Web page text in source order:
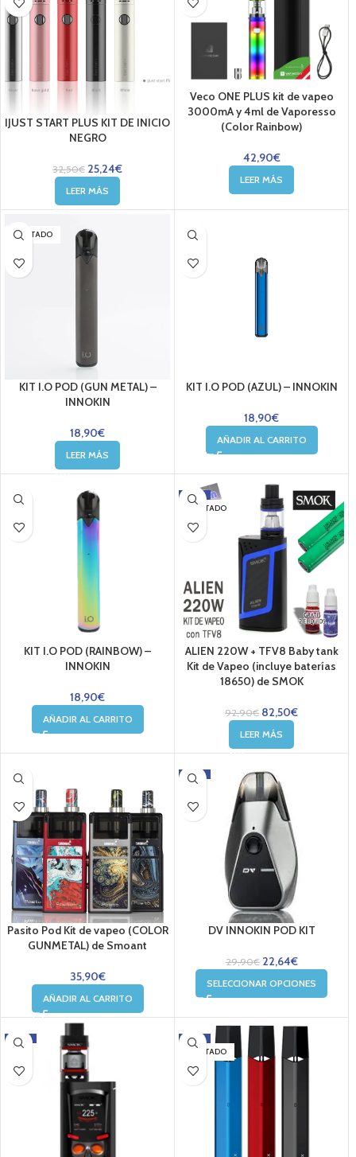
IJUST START PLUS KIT DE INICIO
NEGRO
32,50€ 25,24€
LEER MÁS
Veco ONE PLUS kit de vapeo
3000mA y 4ml de Vaporesso
(Color Rainbow)
42,90€
LEER MÁS
AGOTADO
KIT I.O POD (GUN METAL) –
INNOKIN
18,90€
LEER MÁS
KIT I.O POD (AZUL) – INNOKIN
18,90€
AÑADIR AL CARRITO
KIT I.O POD (RAINBOW) –
INNOKIN
18,90€
AÑADIR AL CARRITO
-11%
AGOTADO
ALIEN 220W + TFV8 Baby tank
Kit de Vapeo (incluye baterías
18650) de SMOK
92,90€ 82,50€
LEER MÁS
Pasito Pod Kit de vapeo (COLOR
GUNMETAL) de Smoant
35,90€
AÑADIR AL CARRITO
-24%
DV INNOKIN POD KIT
29,90€ 22,64€
SELECCIONAR OPCIONES
-20%
-20%
AGOTADO